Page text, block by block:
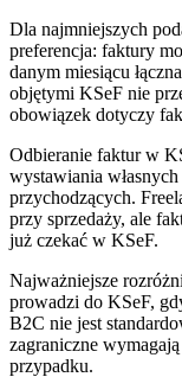
Dla najmniejszych
preferencja: faktury
danym miesiącu
objętymi KSeF nie
obowiązek dotyczy
Odbieranie faktur w
wystawiania
przychodzących.
przy sprzedaży, ale
już czekać w KSeF.
Najważniejsze
prowadzi do KSeF,
B2C nie jest
zagraniczne
przypadku.